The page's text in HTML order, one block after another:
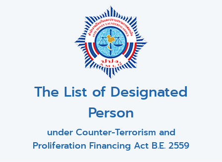
The List of Designated
Person
under Counter-Terrorism and
Proliferation Financing Act B.E. 2559